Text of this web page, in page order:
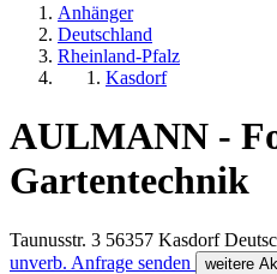
Anhänger
Deutschland
Rheinland-Pfalz
Kasdorf
AULMANN -
Gartentechnik
Taunusstr. 3 56357 Kasdorf
unverb. Anfrage senden
weitere